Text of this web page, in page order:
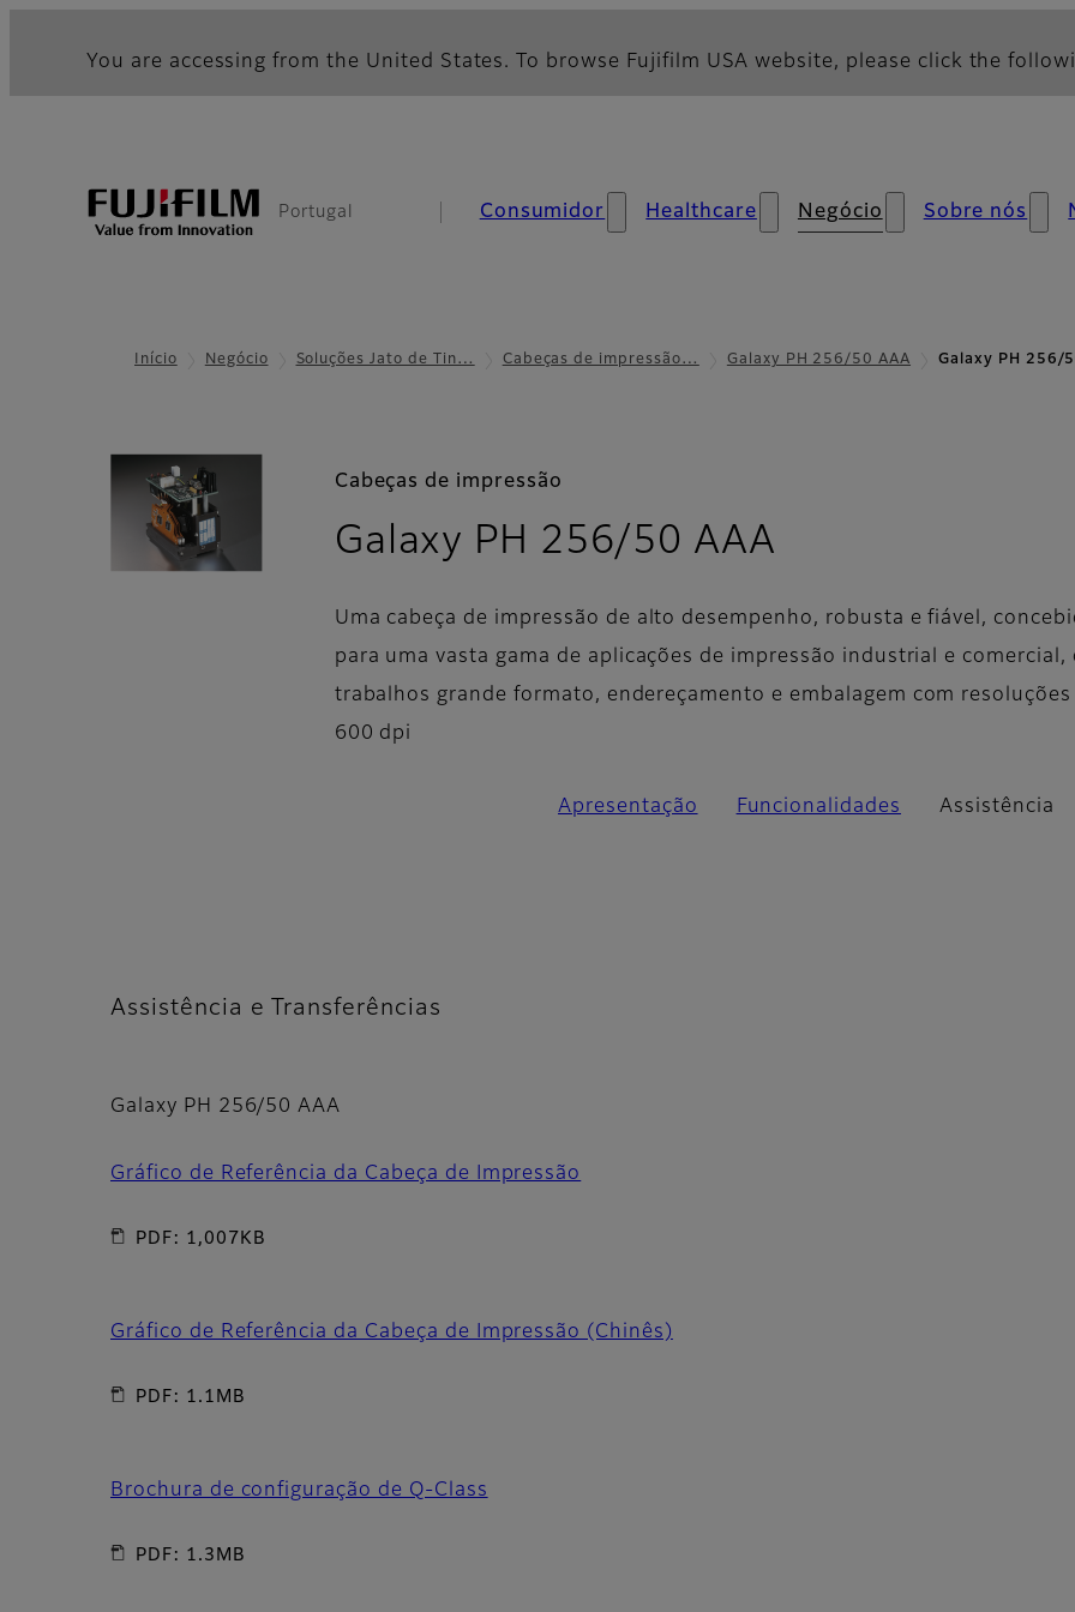
You are accessing from the United States. To browse Fujifilm USA website, please click the
Portugal Consumidor Healthcare Negócio Sobre nós
Início Negócio Soluções Jato de Tin… Cabeças de impressão… Galaxy PH 256/50 AAA Galaxy PH 256/
Cabeças de impressão
Galaxy PH 256/50 AAA
Uma cabeça de impressão de alto desempenho, robusta e fiável,
para uma vasta gama de aplicações de impressão industrial e comercial,
trabalhos grande formato, endereçamento e embalagem com resoluções
600 dpi
Apresentação Funcionalidades Assistência
Assistência e Transferências
Galaxy PH 256/50 AAA
Gráfico de Referência da Cabeça de Impressão
PDF: 1,007KB
Gráfico de Referência da Cabeça de Impressão (Chinês)
PDF: 1.1MB
Brochura de configuração de Q-Class
PDF: 1.3MB